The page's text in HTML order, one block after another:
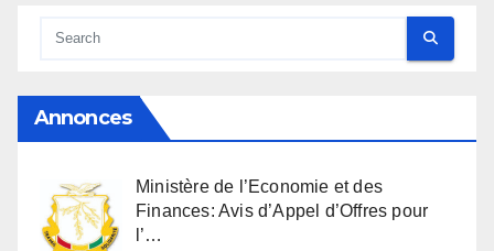
Annonces
Ministère de l’Economie et des
Finances: Avis d’Appel d’Offres pour
l’…